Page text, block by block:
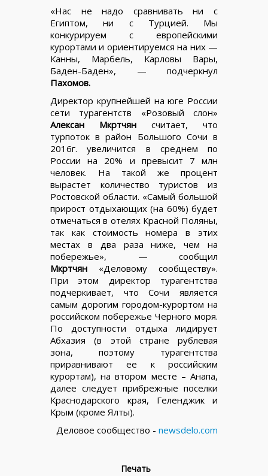
«Нас не надо сравнивать ни с
Египтом, ни с Турцией. Мы
конкурируем с европейскими
курортами и ориентируемся на них —
Канны, Марбель, Карловы Вары,
Баден-Баден», — подчеркнул
Пахомов.
Директор крупнейшей на юге России
сети турагентств «Розовый слон»
Алексан Мкртчян считает, что
турпоток в район Большого Сочи в
2016г. увеличится в среднем по
России на 20% и превысит 7 млн
человек. На такой же процент
вырастет количество туристов из
Ростовской области. «Самый большой
прирост отдыхающих (на 60%) будет
отмечаться в отелях Красной Поляны,
так как стоимость номера в этих
местах в два раза ниже, чем на
побережье», — сообщил
Мкртчян «Деловому сообществу».
При этом директор турагентства
подчеркивает, что Сочи является
самым дорогим городом-курортом на
российском побережье Черного моря.
По доступности отдыха лидирует
Абхазия (в этой стране рублевая
зона, поэтому турагентства
приравнивают ее к российским
курортам), на втором месте – Анапа,
далее следует прибрежные поселки
Краснодарского края, Геленджик и
Крым (кроме Ялты).
Деловое сообщество - newsdelo.com
Печать